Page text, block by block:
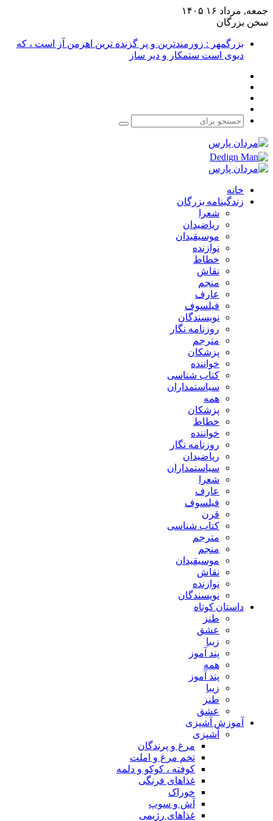
جمعه, مرداد ۱۶ ۱۴۰۵
سخن بزرگان
بزرگمهر : زورمندترین و پر گزنده ترین اهرمن آز است ، که
دیوی است ستمکار و دیر ساز
جستجو
خانه
زندگینامه بزرگان
شعرا
ریاضیدان
موسیقیدان
نوازنده
خطاط
نقاش
منجم
عارف
فیلسوف
نویسندگان
روزنامه نگار
مترجم
پزشکان
خواننده
کتاب شناسی
سیاستمداران
همه
پزشکان
خطاط
خواننده
روزنامه نگار
ریاضیدان
سیاستمداران
شعرا
عارف
فیلسوف
قرن
کتاب شناسی
مترجم
منجم
موسیقیدان
نقاش
نوازنده
نویسندگان
داستان کوتاه
طنز
عشق
زیبا
پند آموز
همه
پند آموز
زیبا
طنز
عشق
آموزش آشپزی
آشپزی
مرغ و پرندگان
تخم مرغ و املت
کوفته ، کوکو و دلمه
غذاهای فرنگی
خوراک
آش و سوپ
غذاهای رژیمی